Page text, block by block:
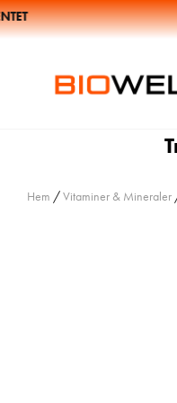
Hem /Vitaminer & Mineraler